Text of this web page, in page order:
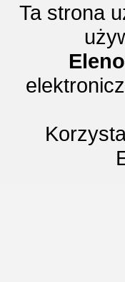
Ta strona